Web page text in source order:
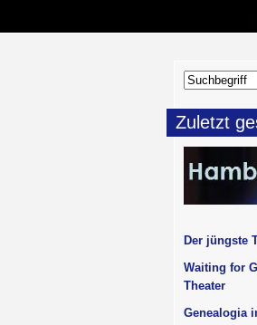
Zuletzt
Der jüngste
Waiting for
Theater
Genealogia